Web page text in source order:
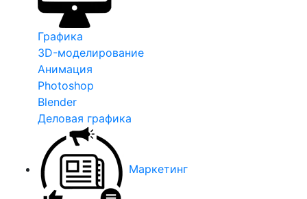
Графика
3D-моделирование
Анимация
Photoshop
Blender
Деловая графика
Маркетинг